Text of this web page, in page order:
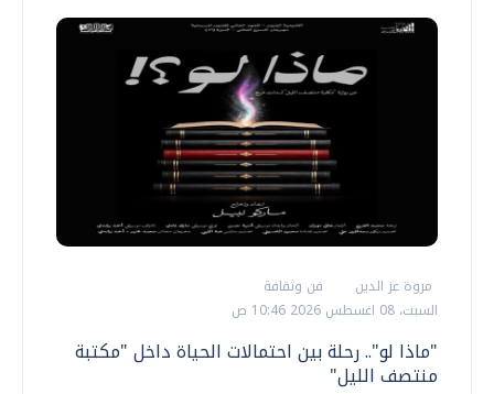
مروة عز الدين
فن وثقافة
السبت، 08 اغسطس 2026 10:46 ص
"ماذا لو".. رحلة بين احتمالات الحياة داخل "مكتبة
منتصف الليل"